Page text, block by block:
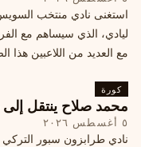
استغنى نادي منتخب
ليادي، الذي سيساهم مع
مع العديد من اللاعبين
كورة
محمد صلاح ينتقل
٥ أغسطس ٢٠٢٦
نادي طرابزون سبور